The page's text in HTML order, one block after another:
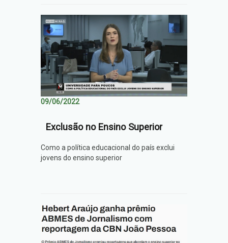
09/06/2022
Exclusão no Ensino Superior
Como a política educacional do país exclui
jovens do ensino superior